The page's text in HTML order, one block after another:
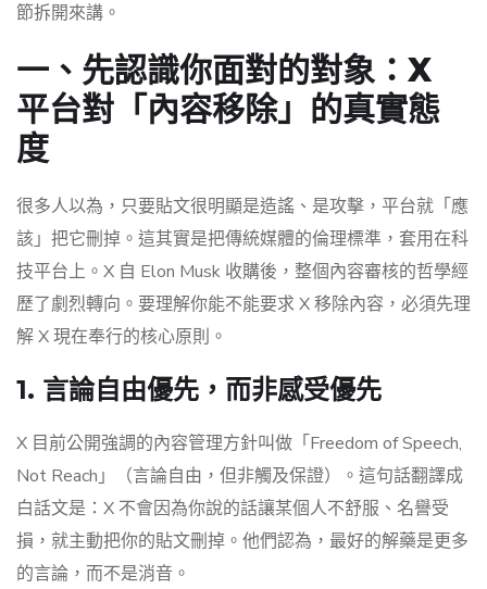
節拆開來講。
一、先認識你面對的對象：X
平台對「內容移除」的真實態
度
很多人以為，只要貼文很明顯是造謠、是攻擊，平台就「應
該」把它刪掉。這其實是把傳統媒體的倫理標準，套用在科
技平台上。X 自 Elon Musk 收購後，整個內容審核的哲學經
歷了劇烈轉向。要理解你能不能要求 X 移除內容，必須先理
解 X 現在奉行的核心原則。
1. 言論自由優先，而非感受優先
X 目前公開強調的內容管理方針叫做「Freedom of Speech,
Not Reach」（言論自由，但非觸及保證）。這句話翻譯成
白話文是：X 不會因為你說的話讓某個人不舒服、名譽受
損，就主動把你的貼文刪掉。他們認為，最好的解藥是更多
的言論，而不是消音。